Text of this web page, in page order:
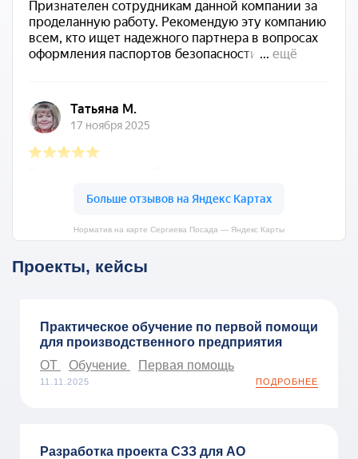
Норматив на карте Сергиева Посада — Яндекс Карты
Проекты, кейсы
Практическое обучение по первой помощи
для производственного предприятия
ОТ
Обучение Первая помощь
11.11.2025 ПОДРОБНЕЕ
Разработка проекта СЗЗ для АО